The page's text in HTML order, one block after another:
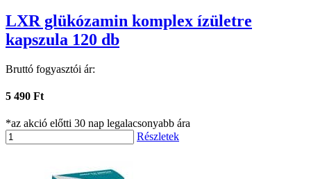
LXR glükózamin komplex ízületre
kapszula 120 db
Bruttó fogyasztói ár:
5 490 Ft
*az akció előtti 30 nap legalacsonyabb ára
Részletek